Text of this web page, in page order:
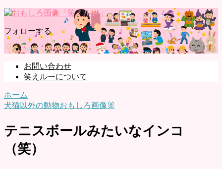
フォローする
お問い合わせ
笑えルーについて
ホーム
犬猫以外の動物おもしろ画像🐰
テニスボールみたいなインコ
（笑）